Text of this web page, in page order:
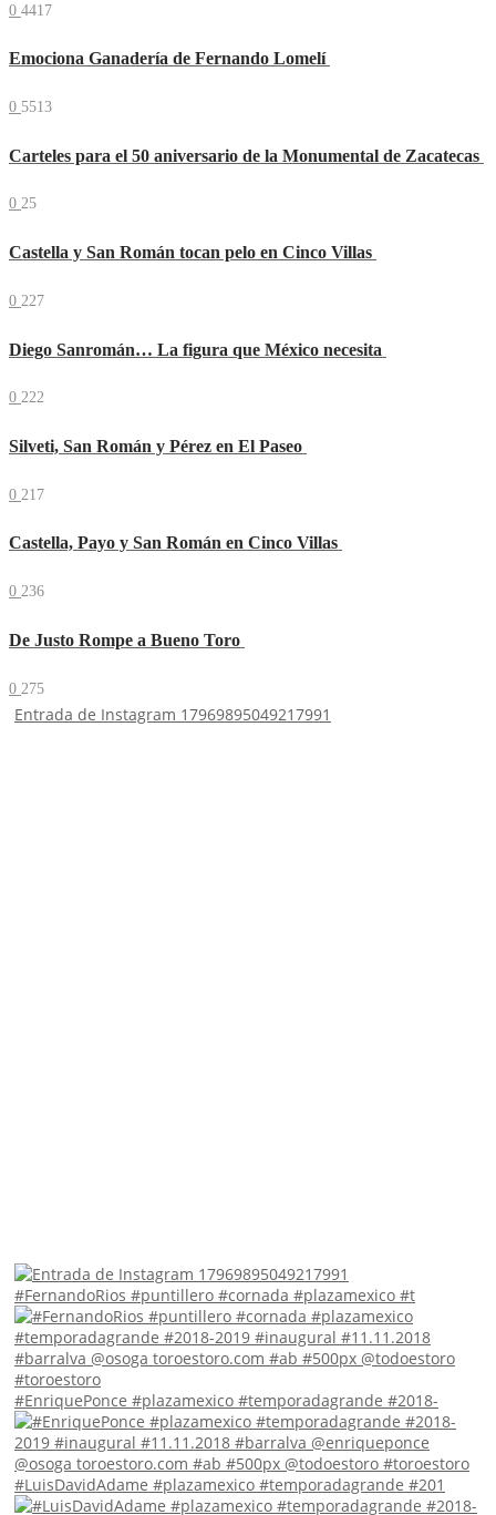
0 4417
Emociona Ganadería de Fernando Lomelí
0 5513
Carteles para el 50 aniversario de la Monumental de Zacatecas
0 25
Castella y San Román tocan pelo en Cinco Villas
0 227
Diego Sanromán… La figura que México necesita
0 222
Silveti, San Román y Pérez en El Paseo
0 217
Castella, Payo y San Román en Cinco Villas
0 236
De Justo Rompe a Bueno Toro
0 275
Entrada de Instagram 17969895049217991
#FernandoRios #puntillero #cornada #plazamexico #t
#EnriquePonce #plazamexico #temporadagrande #2018-
#LuisDavidAdame #plazamexico #temporadagrande #201